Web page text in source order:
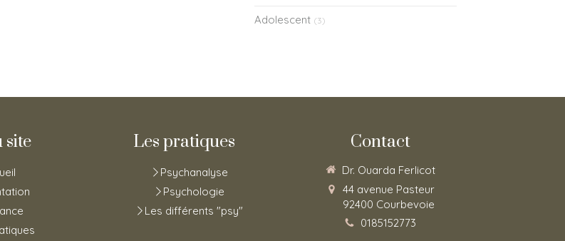
Adolescent (3)
site Les pratiques
Psychanalyse
Psychologie
Les différents "psy"
Contact
Dr. Ouarda Ferlicot
44 avenue Pasteur
92400 Courbevoie
0185152773